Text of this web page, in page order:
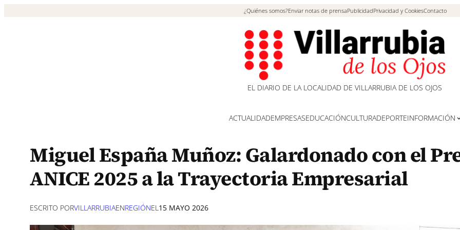
¿Quiénes somos?Enviar notas de prensaPublicidadPrivacidad y CookiesContacto
EL DIARIO DE LA LOCALIDAD DE VILLARRUBIA DE LOS OJOS
ACTUALIDADEMPRESASEDUCACIÓNCULTURADEPORTEINFORMACIÓN
Miguel España Muñoz: Galardonado con el
ANICE 2025 a la Trayectoria Empresarial
ESCRITO PORVILLARRUBIAENREGIÓNEL15 MAYO 2026